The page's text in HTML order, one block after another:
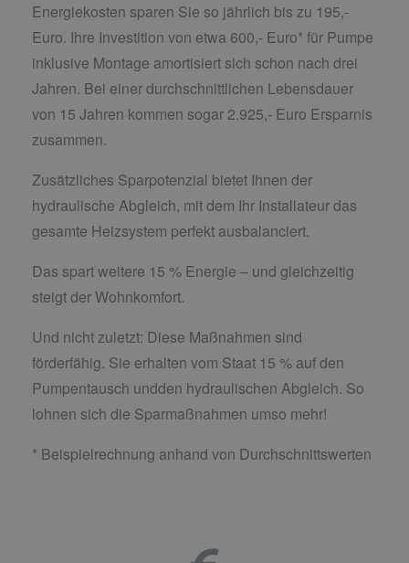
Energiekosten sparen Sie so jährlich bis zu 195,-
Euro. Ihre Investition von etwa 600,- Euro* für Pumpe
inklusive Montage amortisiert sich schon nach drei
Jahren. Bei einer durchschnittlichen Lebensdauer
von 15 Jahren kommen sogar 2.925,- Euro Ersparnis
zusammen.
Zusätzliches Sparpotenzial bietet Ihnen der
hydraulische Abgleich, mit dem Ihr Installateur das
gesamte Heizsystem perfekt ausbalanciert.
Das spart weitere 15 % Energie – und gleichzeitig
steigt der Wohnkomfort.
Und nicht zuletzt: Diese Maßnahmen sind
förderfähig. Sie erhalten vom Staat 15 % auf den
Pumpentausch undden hydraulischen Abgleich. So
lohnen sich die Sparmaßnahmen umso mehr!
* Beispielrechnung anhand von Durchschnittswerten